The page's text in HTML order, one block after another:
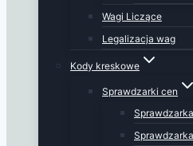
Wagi Liczące
Legalizacja wag
Kody kreskowe
Sprawdzarki cen